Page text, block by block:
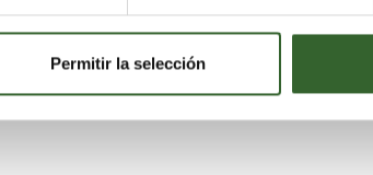
Permitir la selección
solo analiza un componente y no la
mal olor
". Para el vicerrector el reto es
un paso más y pedir a la Conselleria de
la unión de esos componentes no